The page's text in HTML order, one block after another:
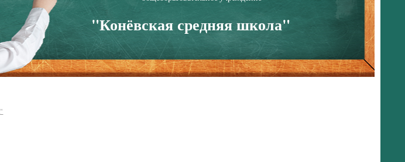
"Конёвская средняя школа"